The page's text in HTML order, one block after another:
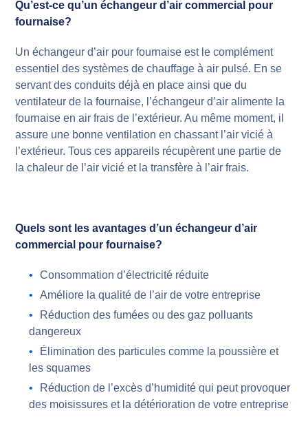
Qu’est-ce qu’un échangeur d’air commercial pour
fournaise?
Un échangeur d’air pour fournaise est le complément
essentiel des systèmes de chauffage à air pulsé. En se
servant des conduits déjà en place ainsi que du
ventilateur de la fournaise, l’échangeur d’air alimente la
fournaise en air frais de l’extérieur. Au même moment, il
assure une bonne ventilation en chassant l’air vicié à
l’extérieur. Tous ces appareils récupèrent une partie de
la chaleur de l’air vicié et la transfère à l’air frais.
Quels sont les avantages d’un échangeur d’air
commercial pour fournaise?
Consommation d’électricité réduite
Améliore la qualité de l’air de votre entreprise
Réduction des fumées ou des gaz polluants
dangereux
Élimination des particules comme la poussière et
les squames
Réduction de l’excès d’humidité qui peut provoquer
des moisissures et la détérioration de votre entreprise